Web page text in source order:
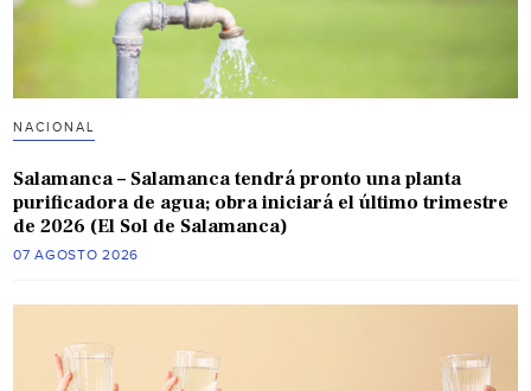
NACIONAL
Salamanca – Salamanca tendrá pronto una planta
purificadora de agua; obra iniciará el último trimestre
de 2026 (El Sol de Salamanca)
07 AGOSTO 2026